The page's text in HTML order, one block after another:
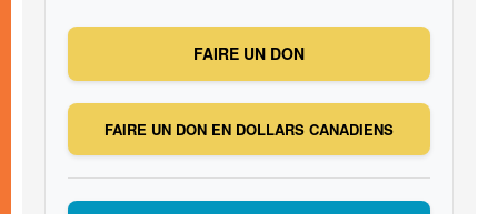
FAIRE UN DON
FAIRE UN DON EN DOLLARS CANADIENS